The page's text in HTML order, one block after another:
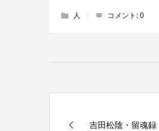
人 コメント:0
吉田松陰・留魂録